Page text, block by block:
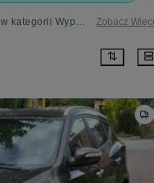
Dla Ciebie wszystko - hyundai tucson - w kategorii Wyposażenie i akcesoria samochodowe Zobacz